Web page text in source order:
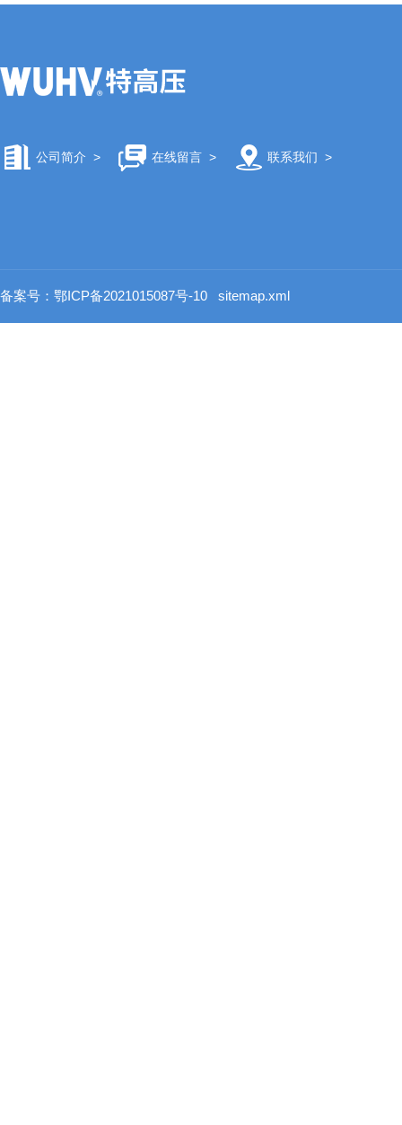
公司简介 > 在线留言> 联系我们 >
备案号：鄂ICP备2021015087号-10 sitemap.xml